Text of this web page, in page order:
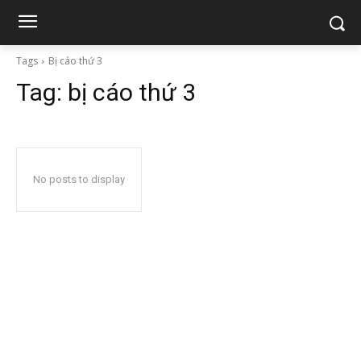
Tags Bị cáo thứ 3
Tag: bị cáo thứ 3
No posts to display